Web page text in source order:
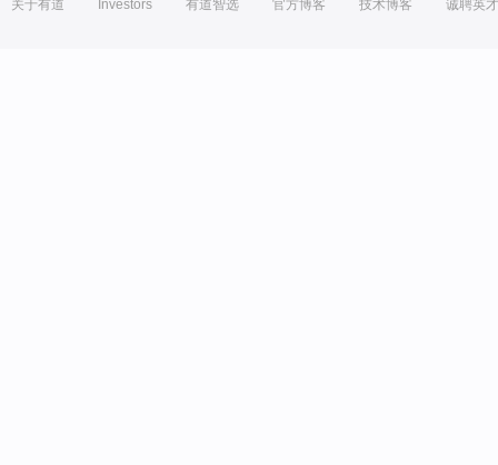
关于有道 Investors 有道智选 官方博客 技术博客 诚聘英才